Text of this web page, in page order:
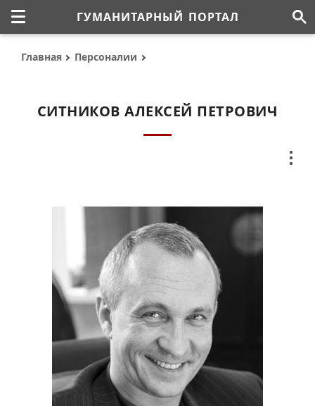
ГУМАНИТАРНЫЙ ПОРТАЛ
Главная Персоналии
СИТНИКОВ АЛЕКСЕЙ ПЕТРОВИЧ